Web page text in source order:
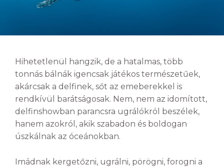
Hihetetlenül hangzik, de a hatalmas, több
tonnás bálnák igencsak játékos természetűek,
akárcsak a delfinek, sőt az emeberekkel is
rendkívül barátságosak. Nem, nem az idomított,
delfinshowban parancsra ugrálókról beszélek,
hanem azokról, akik szabadon és boldogan
úszkálnak az óceánokban.
Imádnak kergetőzni, ugrálni, pörögni, forogni a